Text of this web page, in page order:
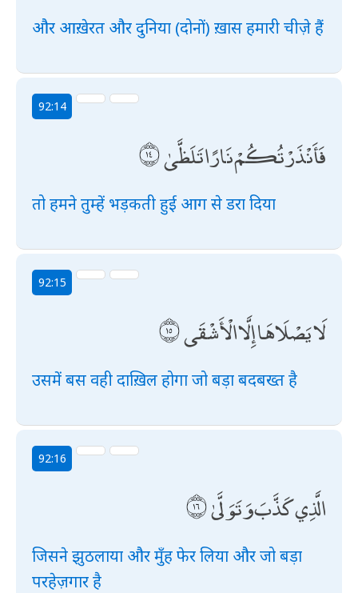
और आख़ेरत और दुनिया (दोनों) ख़ास हमारी चीज़े हैं
92:14
فَأَنْذَرْتُكُمْ نَارًا تَلَظَّىٰ
तो हमने तुम्हें भड़कती हुई आग से डरा दिया
92:15
لَا يَصْلَاهَا إِلَّا الْأَشْقَى
उसमें बस वही दाख़िल होगा जो बड़ा बदबख्त है
92:16
الَّذِي كَذَّبَ وَتَوَلَّىٰ
जिसने झुठलाया और मुँह फेर लिया और जो बड़ा
परहेज़गार है